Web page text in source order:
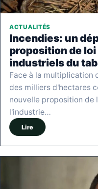
ACTUALITÉS
Incendies: un
proposition de
industriels du
Face à la multiplication
des milliers d'hectares
nouvelle proposition
l'industrie…
Lire